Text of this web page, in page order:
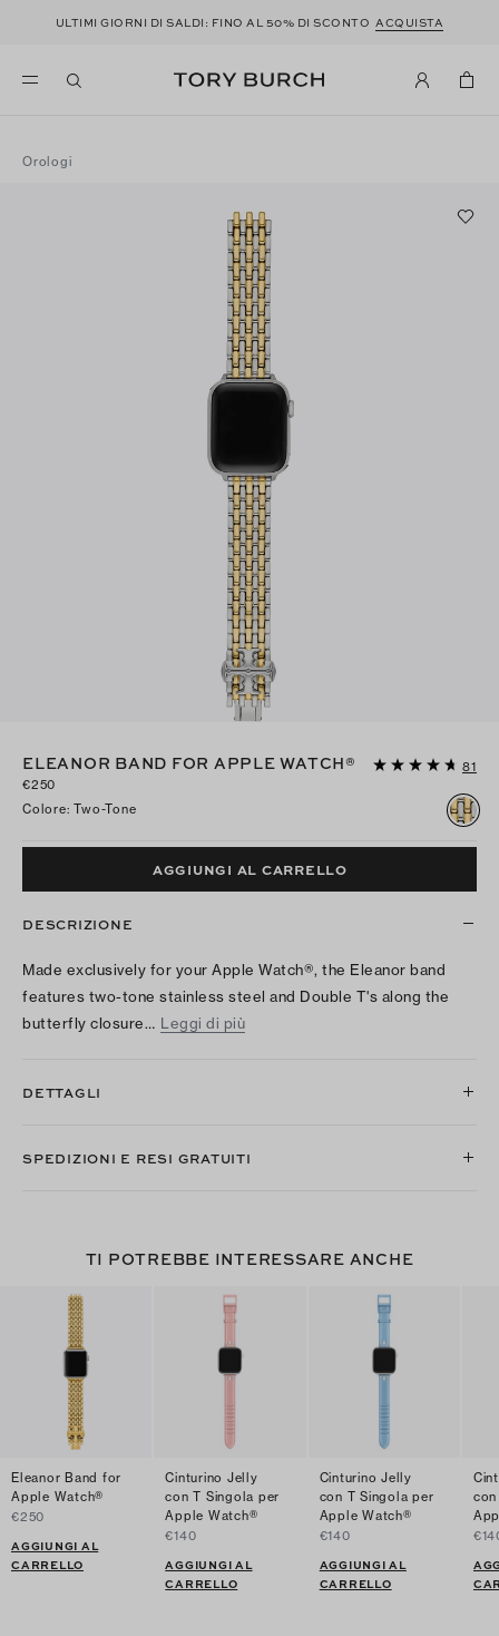
ULTIMI GIORNI DI SALDI: FINO AL 50% DI SCONTO ACQUISTA
Orologi
ELEANOR BAND FOR APPLE WATCH®
81
€250
Colore: Two-Tone
AGGIUNGI AL CARRELLO
DESCRIZIONE
Made exclusively for your Apple Watch®, the Eleanor band
features two-tone stainless steel and Double T's along the
butterfly closure… Leggi di più
DETTAGLI
SPEDIZIONI E RESI GRATUITI
TI POTREBBE INTERESSARE ANCHE
Eleanor Band for
Apple Watch®
€250
AGGIUNGI AL
CARRELLO
Cinturino Jelly
con T Singola per
Apple Watch®
€140
AGGIUNGI AL
CARRELLO
Cinturino Jelly
con T Singola per
Apple Watch®
€140
AGGIUNGI AL
CARRELLO